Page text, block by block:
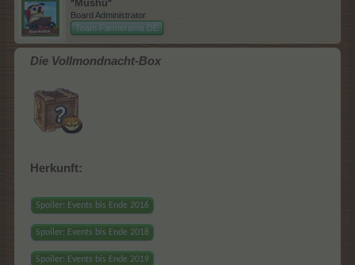
*Mushu*
Board Administrator
Team Farmerama DE
Die Vollmondnacht-Box
Herkunft:
Spoiler: Events bis Ende 2016
Spoiler: Events bis Ende 2018
Spoiler: Events bis Ende 2019